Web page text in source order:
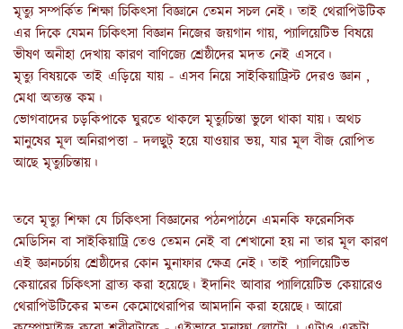
মৃত্যু সম্পর্কিত শিক্ষা চিকিৎসা বিজ্ঞানে তেমন সচল নেই। তাই থেরাপিউটিক
এর দিকে যেমন চিকিৎসা বিজ্ঞান নিজের জয়গান গায়, প্যালিয়েটিভ বিষয়ে
ভীষণ অনীহা দেখায় কারণ বাণিজ্যে শ্রেষ্ঠীদের মদত নেই এসবে।
মৃত্যু বিষয়কে তাই এড়িয়ে যায় - এসব নিয়ে সাইকিয়াট্রিস্ট দেরও জ্ঞান ,
মেধা অত্যন্ত কম।
ভোগবাদের চড়কিপাকে ঘুরতে থাকলে মৃত্যুচিন্তা ভুলে থাকা যায়। অথচ
মানুষের মূল অনিরাপত্তা - দলছুট্ হয়ে যাওয়ার ভয়, যার মূল বীজ রোপিত
আছে মৃত্যুচিন্তায়।
তবে মৃত্যু শিক্ষা যে চিকিৎসা বিজ্ঞানের পঠনপাঠনে এমনকি ফরেনসিক
মেডিসিন বা সাইকিয়াট্রি তেও তেমন নেই বা শেখানো হয় না তার মূল কারণ
এই জ্ঞানচর্চায় শ্রেষ্ঠীদের কোন মুনাফার ক্ষেত্র নেই। তাই প্যালিয়েটিভ
কেয়ারের চিকিৎসা ব্রাত্য করা হয়েছে। ইদানিং আবার প্যালিয়েটিভ কেয়ারেও
থেরাপিউটিকের মতন কেমোথেরাপির আমদানি করা হয়েছে। আরো